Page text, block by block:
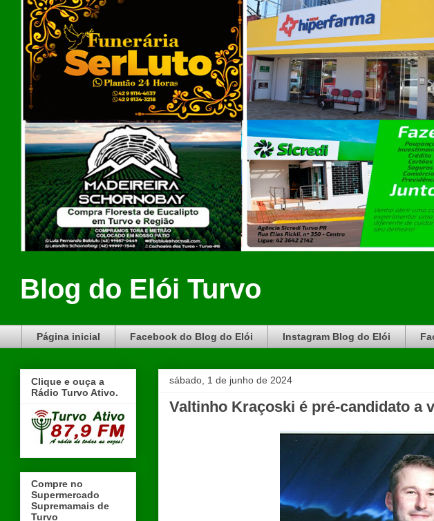
Blog do Elói Turvo
Página inicial Facebook do Blog do Elói Instagram Blog do Elói
sábado, 1 de junho de 2024
Valtinho Kraçoski é pré-candidato a
Clique e ouça a
Rádio Turvo Ativo.
Compre no
Supermercado
Supremamais de
Turvo